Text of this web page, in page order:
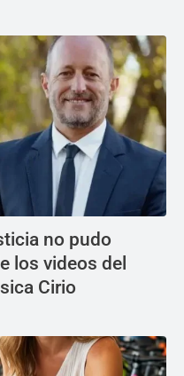
no pudo
los videos del
Cirio